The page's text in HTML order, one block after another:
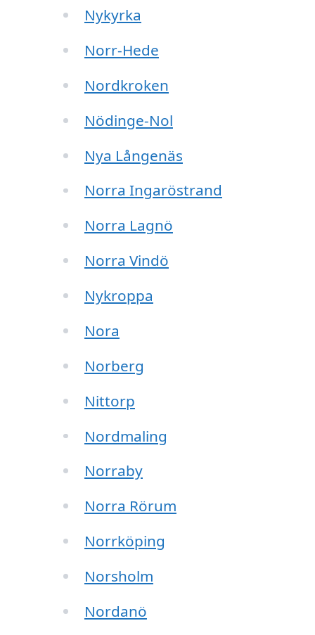
Nykyrka
Norr-Hede
Nordkroken
Nödinge-Nol
Nya Långenäs
Norra Ingaröstrand
Norra Lagnö
Norra Vindö
Nykroppa
Nora
Norberg
Nittorp
Nordmaling
Norraby
Norra Rörum
Norrköping
Norsholm
Nordanö